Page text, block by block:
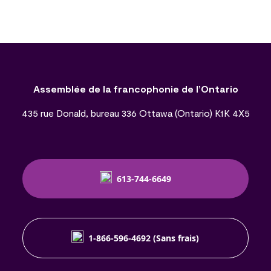
Assemblée de la francophonie de l’Ontario
435 rue Donald, bureau 336 Ottawa (Ontario) K1K 4X5
613-744-6649
1-866-596-4692 (Sans frais)